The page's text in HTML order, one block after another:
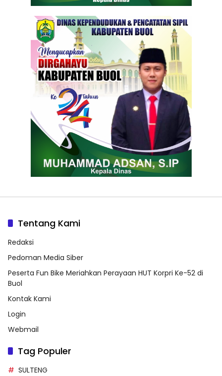
Tentang Kami
Redaksi
Pedoman Media Siber
Peserta Fun Bike Meriahkan Perayaan HUT Korpri Ke-52 di
Buol
Kontak Kami
Login
Webmail
Tag Populer
SULTENG